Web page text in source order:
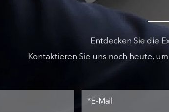
Entdecken Sie die
Kontaktieren Sie uns noch heute,